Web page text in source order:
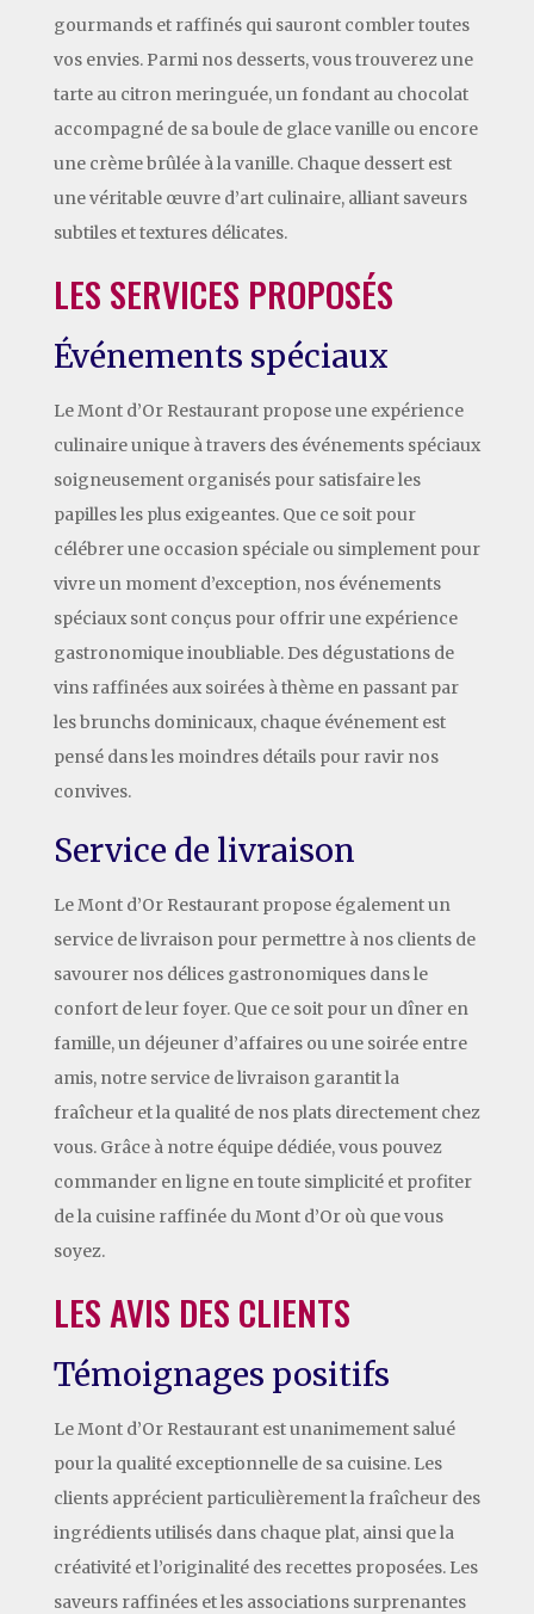
gourmands et raffinés qui sauront combler toutes
vos envies. Parmi nos desserts, vous trouverez une
tarte au citron meringuée, un fondant au chocolat
accompagné de sa boule de glace vanille ou encore
une crème brûlée à la vanille. Chaque dessert est
une véritable œuvre d’art culinaire, alliant saveurs
subtiles et textures délicates.
LES SERVICES PROPOSÉS
Événements spéciaux
Le Mont d’Or Restaurant propose une expérience
culinaire unique à travers des événements spéciaux
soigneusement organisés pour satisfaire les
papilles les plus exigeantes. Que ce soit pour
célébrer une occasion spéciale ou simplement pour
vivre un moment d’exception, nos événements
spéciaux sont conçus pour offrir une expérience
gastronomique inoubliable. Des dégustations de
vins raffinées aux soirées à thème en passant par
les brunchs dominicaux, chaque événement est
pensé dans les moindres détails pour ravir nos
convives.
Service de livraison
Le Mont d’Or Restaurant propose également un
service de livraison pour permettre à nos clients de
savourer nos délices gastronomiques dans le
confort de leur foyer. Que ce soit pour un dîner en
famille, un déjeuner d’affaires ou une soirée entre
amis, notre service de livraison garantit la
fraîcheur et la qualité de nos plats directement chez
vous. Grâce à notre équipe dédiée, vous pouvez
commander en ligne en toute simplicité et profiter
de la cuisine raffinée du Mont d’Or où que vous
soyez.
LES AVIS DES CLIENTS
Témoignages positifs
Le Mont d’Or Restaurant est unanimement salué
pour la qualité exceptionnelle de sa cuisine. Les
clients apprécient particulièrement la fraîcheur des
ingrédients utilisés dans chaque plat, ainsi que la
créativité et l’originalité des recettes proposées. Les
saveurs raffinées et les associations surprenantes